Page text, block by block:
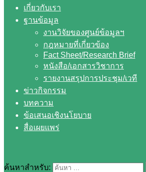
เกี่ยวกับเรา
ฐานข้อมูล
งานวิจัยของศูนย์ข้อมูลฯ
กฎหมายที่เกี่ยวข้อง
Fact Sheet/Research Brief
หนังสือ/เอกสารวิชาการ
รายงานสรุปการประชุม/เวที
ข่าวกิจกรรม
บทความ
ข้อเสนอเชิงนโยบาย
สื่อเผยแพร่
ค้นหาสำหรับ: